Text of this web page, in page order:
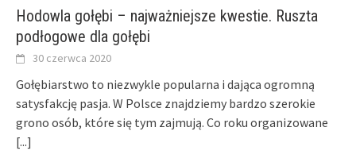
Hodowla gołębi – najważniejsze kwestie. Ruszta
podłogowe dla gołębi
30 czerwca 2020
Gołębiarstwo to niezwykle popularna i dająca ogromną
satysfakcję pasja. W Polsce znajdziemy bardzo szerokie
grono osób, które się tym zajmują. Co roku organizowane
[...]